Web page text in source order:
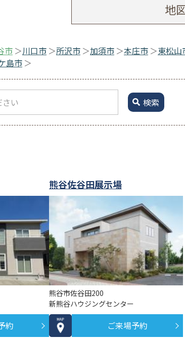
地
市 川口市 所沢市 加須市 本庄市
東松山
島市
検索
約
熊谷佐谷田展示場
熊谷市佐谷田200
新熊谷ハウジングセンター
ご来場予約